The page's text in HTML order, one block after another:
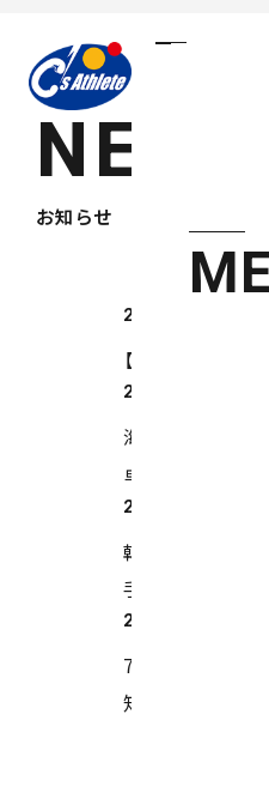
シーズアスリートがつなぐ、
C’s
NEWS
お知らせ
2026.08.07
【夏季休業のお知
2026.07.30
海外3連戦結果
卓球）
2026.07.17
韓国大会結果／
手
2026.07.01
7月 マッサージ
知らせ